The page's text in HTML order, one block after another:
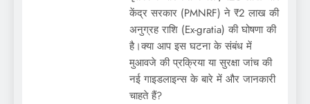
केंद्र सरकार (PMNRF) ने ₹2 लाख की
अनुग्रह राशि (Ex-gratia) की घोषणा की
है।क्या आप इस घटना के संबंध में
मुआवजे की प्रक्रिया या सुरक्षा जांच की
नई गाइडलाइन्स के बारे में और जानकारी
चाहते हैं?